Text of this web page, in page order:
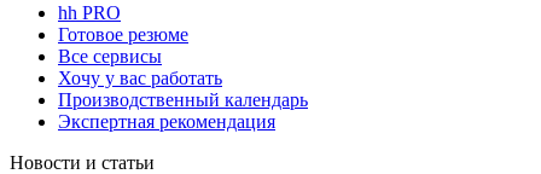
hh PRO
Готовое резюме
Все сервисы
Хочу у вас работать
Производственный календарь
Экспертная рекомендация
Новости и статьи